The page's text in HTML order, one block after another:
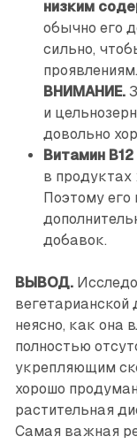
низким
обычно его
сильно,
проявлениям.
ВНИМАНИЕ.
и
довольно
Витамин В12
в продуктах
Поэтому его
добавок.
ВЫВОД.
вегетарианской
неясно, как она
полностью
укрепляющим
хорошо
растительная
Самая важная